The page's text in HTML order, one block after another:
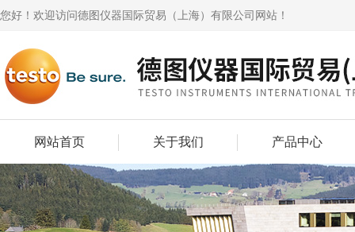
您好！欢迎访问德图仪器国际贸易（上海）有限公司网站！
网站首页 关于我们 产品中心